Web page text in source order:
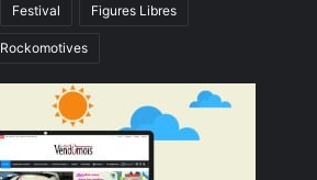
Festival Figures Libres
Rockomotives